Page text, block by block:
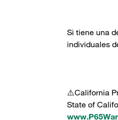
Si tiene una
individuales
⚠️California
State of